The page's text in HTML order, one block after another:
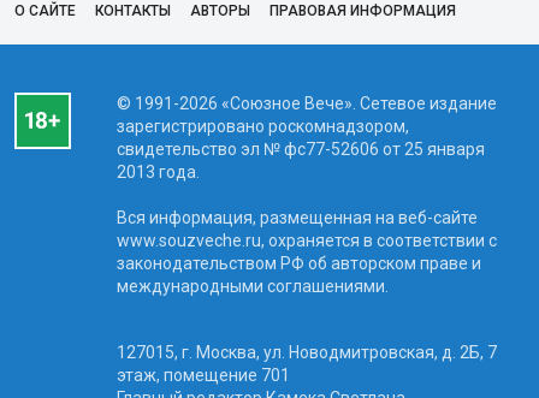
О САЙТЕ КОНТАКТЫ АВТОРЫ ПРАВОВАЯ ИНФОРМАЦИЯ
© 1991-2026 «Союзное Вече». Сетевое издание
зарегистрировано роскомнадзором,
свидетельство эл № фc77-52606 от 25 января
2013 года.
Вся информация, размещенная на веб-сайте
www.souzveche.ru, охраняется в соответствии с
законодательством РФ об авторском праве и
международными соглашениями.
127015, г. Москва, ул. Новодмитровская, д. 2Б, 7
этаж, помещение 701